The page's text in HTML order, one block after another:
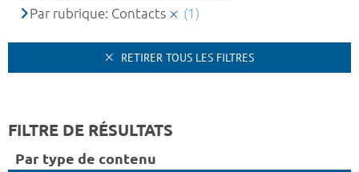
Par rubrique: Contacts
(1)
RETIRER TOUS LES FILTRES
FILTRE DE RÉSULTATS
Par type de contenu